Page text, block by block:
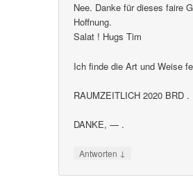
Nee. Danke für dieses faire
Hoffnung.
Salat ! Hugs Tim
Ich finde die Art und Weise
RAUMZEITLICH 2020 BRD .
DANKE, — .
Antworten ↓